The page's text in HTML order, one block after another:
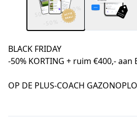
BLACK FRIDAY
-50% KORTING + ruim €400,- aan
OP DE PLUS-COACH